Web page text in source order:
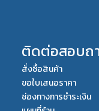
ติดต่อสอบถ
สั่งซื้อสินค้า
ขอใบเสนอราคา
ช่องทางการชำระเงิน